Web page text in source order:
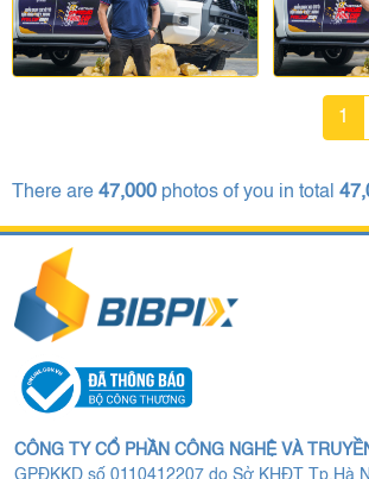
1
There are 47,000 photos of you in total
CÔNG TY CỔ PHẦN CÔNG NGHỆ VÀ